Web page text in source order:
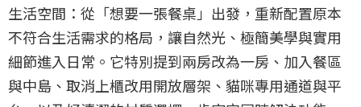
生活空間：從「想要一張餐桌」出發，重新配置原本
不符合生活需求的格局，讓自然光、極簡美學與實用
細節進入日常。它特別提到兩房改為一房、加入餐區
與中島、取消上櫃改用開放層架、貓咪專用通道與平